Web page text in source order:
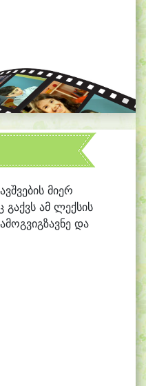
მიერ
გაქვს ამ ლექსის
და